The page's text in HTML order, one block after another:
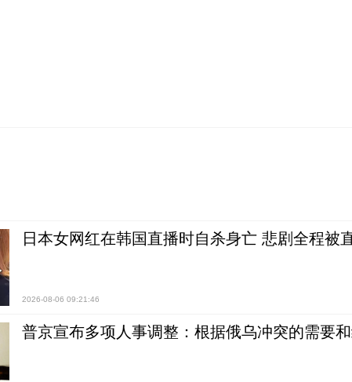
日本女网红在韩国直播时自杀身亡 悲剧全程被
2026-08-06 09:21:46
普京宣布多项人事调整：根据俄乌冲突的需要